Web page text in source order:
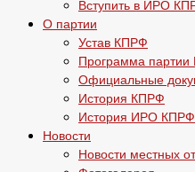
Вступить в ИРО
О партии
Устав КПРФ
Программа
Официальные
История КПРФ
История ИРО КПРФ
Новости
Новости местных